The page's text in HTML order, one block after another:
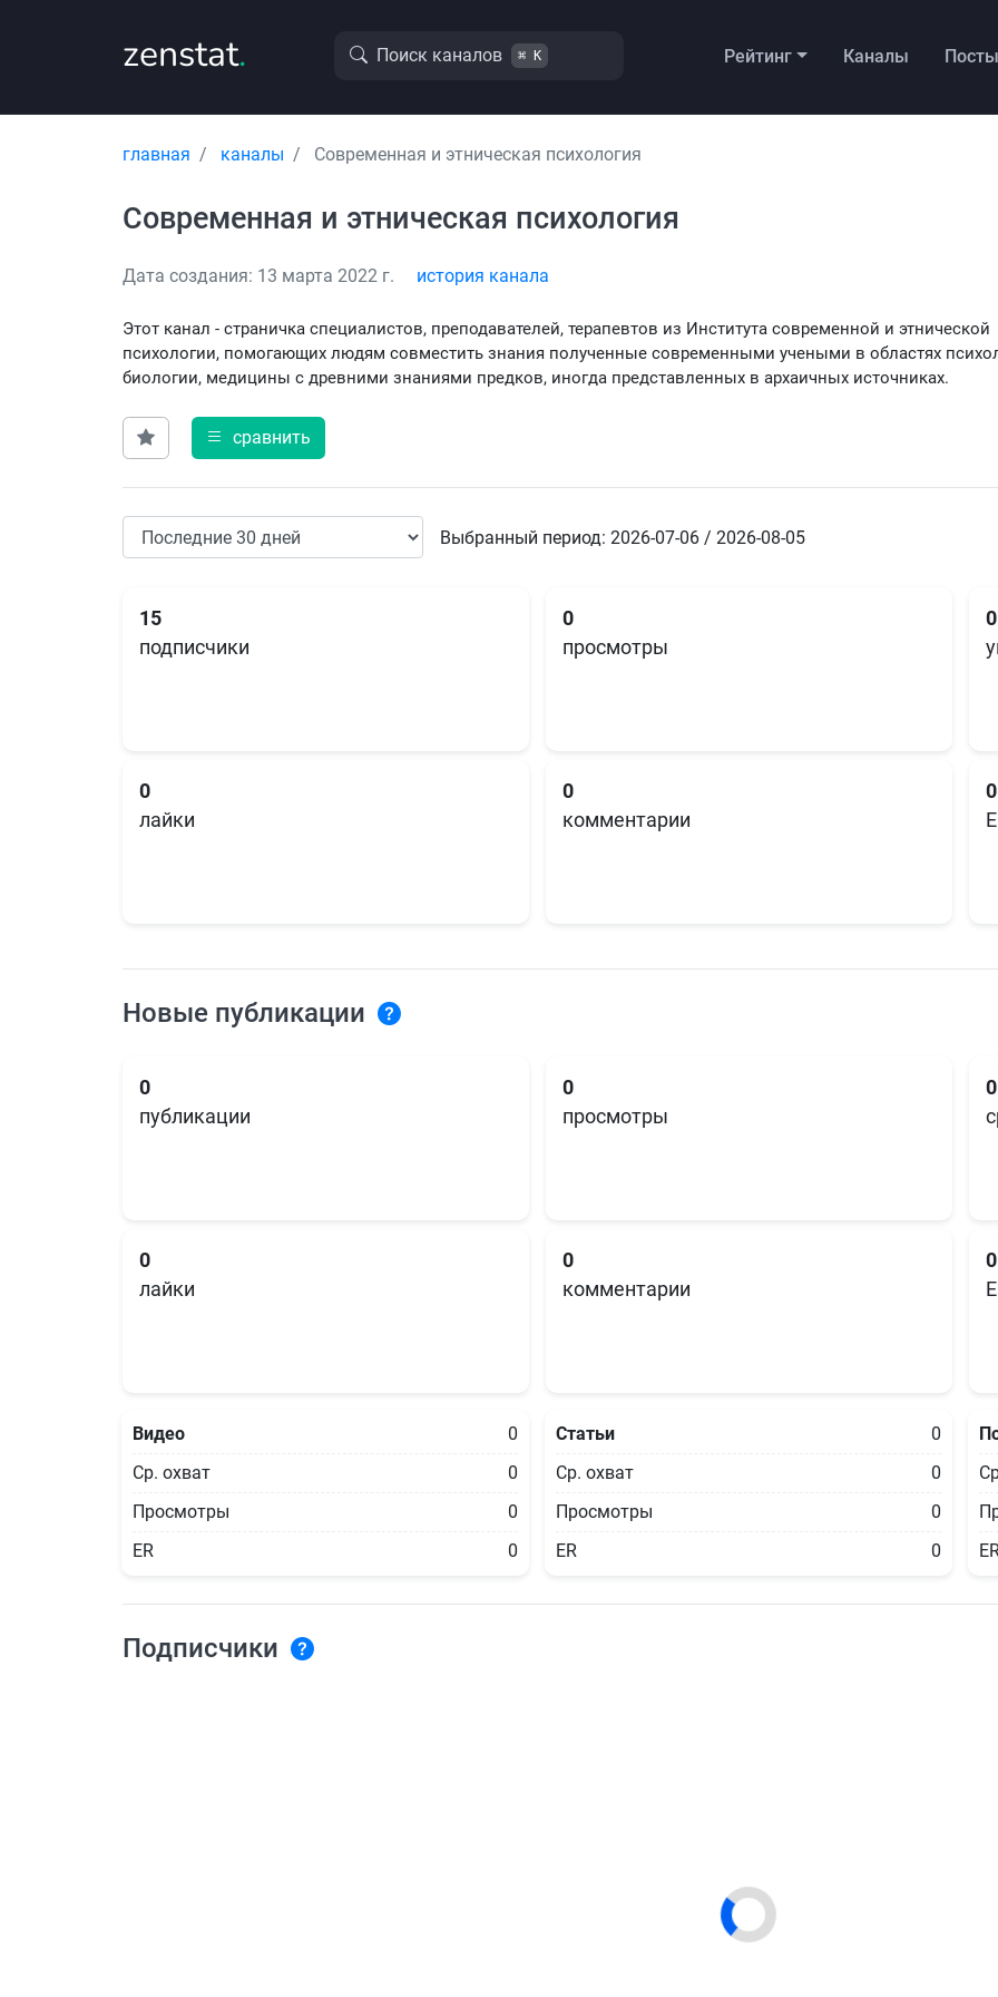
zenstat. Поиск каналов ⌘ K Рейтинг Каналы Посты
главная каналы Современная и этническая психология
Современная и этническая психология
Дата создания: 13 марта 2022 г. история канала
Этот канал - страничка специалистов, преподавателей, терапевтов из Института современной и этнической
психологии, помогающих людям совместить знания полученные современными учеными в областях
биологии, медицины с древними знаниями предков, иногда представленных в архаичных источниках.
сравнить
Выбранный период: 2026-07-06 / 2026-08-05
15
подписчики
0
просмотры
0
0
лайки
0
комментарии
0
Новые публикации
0
публикации
0
просмотры
0
0
лайки
0
комментарии
0
Видео
0
Ср. охват
0
Просмотры
0
ER
0
Статьи
0
Ср. охват
0
Просмотры
0
ER
0
Подписчики